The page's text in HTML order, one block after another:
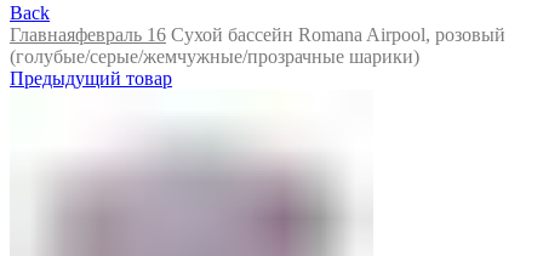
Back
Главнаяфевраль 16 Сухой бассейн Romana Airpool, розовый
(голубые/серые/жемчужные/прозрачные шарики)
Предыдущий товар